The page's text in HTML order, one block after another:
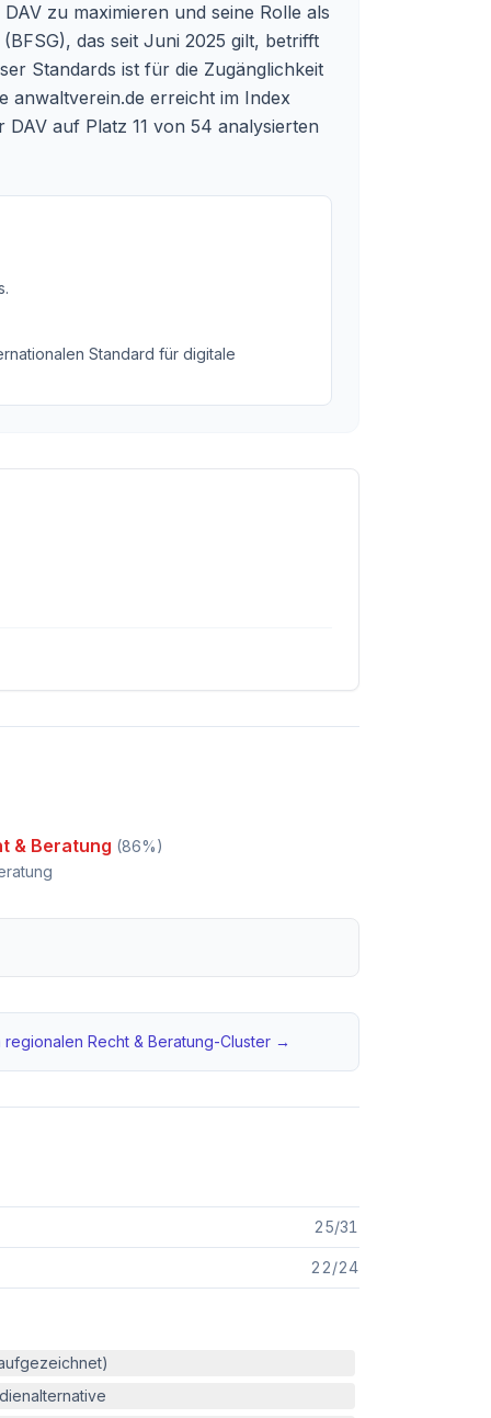
zu maximieren und seine Rolle als
das seit Juni 2025 gilt, betrifft
Standards ist für die Zugänglichkeit
anwaltverein.de erreicht im Index
auf Platz 11 von 54 analysierten
.
Standard für digitale
& Beratung (86%)
regionalen Recht & Beratung-Cluster →
25/31
22/24